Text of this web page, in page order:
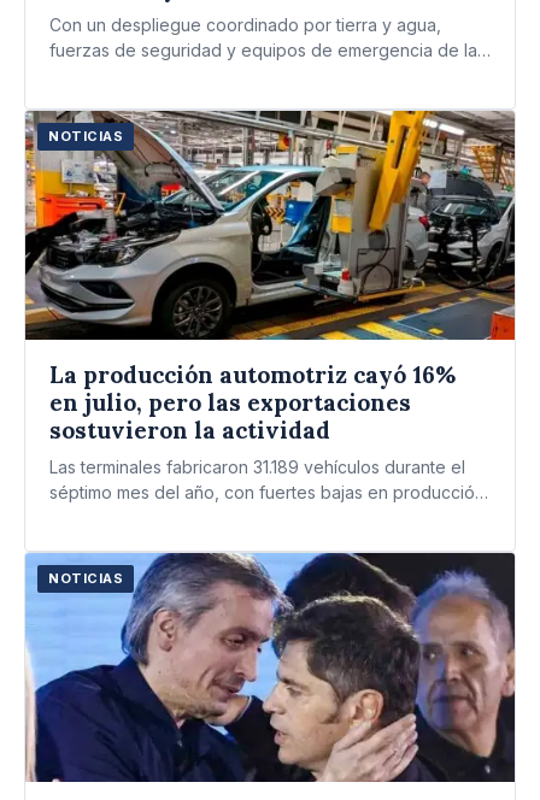
Con un despliegue coordinado por tierra y agua,
fuerzas de seguridad y equipos de emergencia de la
NOTICIAS
La producción automotriz cayó 16%
en julio, pero las exportaciones
sostuvieron la actividad
Las terminales fabricaron 31.189 vehículos durante el
séptimo mes del año, con fuertes bajas en producción
NOTICIAS